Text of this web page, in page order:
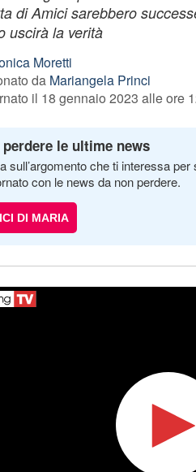
di Amici sarebbero
uscirà la verità
Moretti
da Mariangela Princi
il 18 gennaio 2023 alle ore
perdere le ultime news
sull’argomento che ti interessa
con le news da non perdere.
DI MARIA